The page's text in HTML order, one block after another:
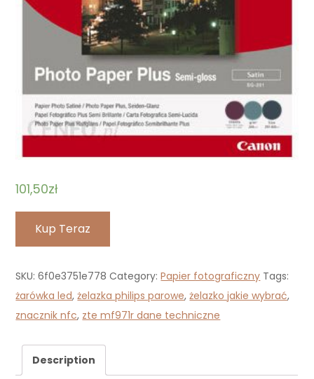
101,50zł
Kup Teraz
SKU:6f0e3751e778 Category:Papier fotograficzny Tags:
żarówka led,żelazka philips parowe,żelazko jakie wybrać,
znacznik nfc, zte mf971r dane techniczne
Description